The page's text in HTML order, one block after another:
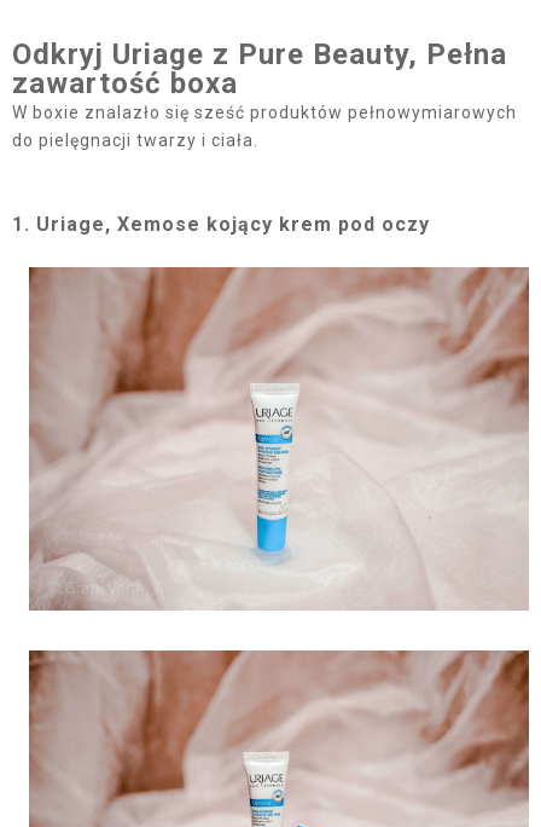
Odkryj Uriage z Pure Beauty, Pełna
zawartość boxa
W boxie znalazło się sześć produktów pełnowymiarowych
do pielęgnacji twarzy i ciała.
1. Uriage, Xemose kojący krem pod oczy